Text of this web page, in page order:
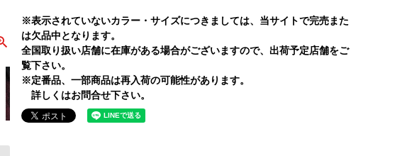
※表示されていないカラー・サイズにつきましては、当サイトで完売また
は欠品中となります。
全国取り扱い店舗に在庫がある場合がございますので、出荷予定店舗をご
覧下さい。
※定番品、一部商品は再入荷の可能性があります。
詳しくはお問合せ下さい。